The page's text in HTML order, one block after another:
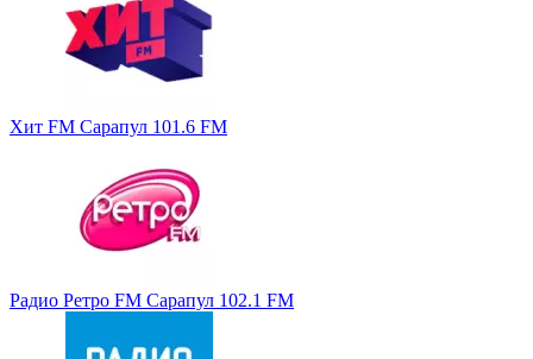
Хит FM Сарапул 101.6 FM
Радио Ретро FM Сарапул 102.1 FM